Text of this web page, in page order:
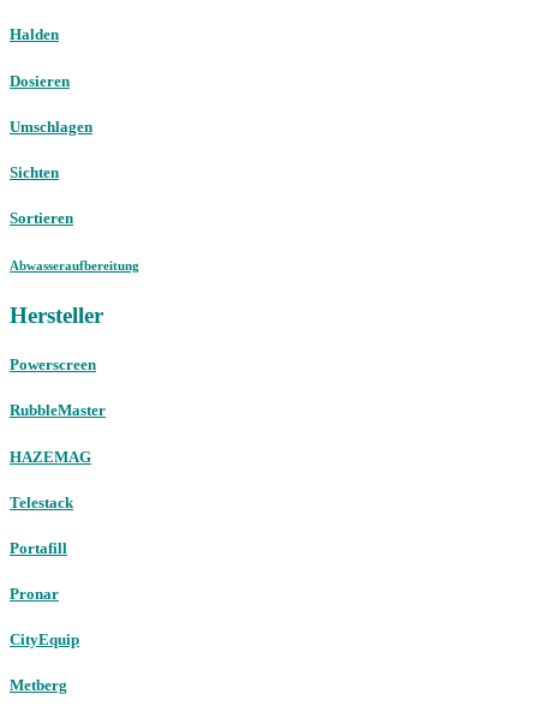
Halden
Dosieren
Umschlagen
Sichten
Sortieren
Abwasseraufbereitung
Hersteller
Powerscreen
RubbleMaster
HAZEMAG
Telestack
Portafill
Pronar
CityEquip
Metberg